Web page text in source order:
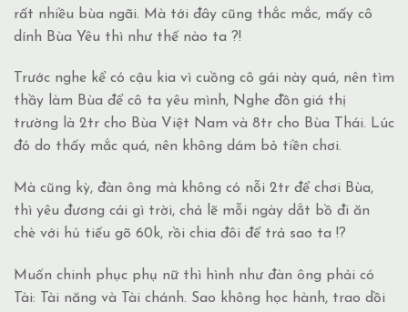
rất nhiều bùa ngãi. Mà tới đây cũng thắc mắc, mấy cô
dính Bùa Yêu thì như thế nào ta ?!
Trước nghe kể có cậu kia vì cuồng cô gái này quá, nên tìm
thầy làm Bùa để cô ta yêu mình, Nghe đồn giá thị
trường là 2tr cho Bùa Việt Nam và 8tr cho Bùa Thái. Lúc
đó do thấy mắc quá, nên không dám bỏ tiền chơi.
Mà cũng kỳ, đàn ông mà không có nỗi 2tr để chơi Bùa,
thì yêu đương cái gì trời, chả lẽ mỗi ngày dắt bồ đi ăn
chè với hủ tiếu gõ 60k, rồi chia đôi để trả sao ta !?
Muốn chinh phục phụ nữ thì hình như đàn ông phải có
Tài: Tài năng và Tài chánh. Sao không học hành, trao dồi